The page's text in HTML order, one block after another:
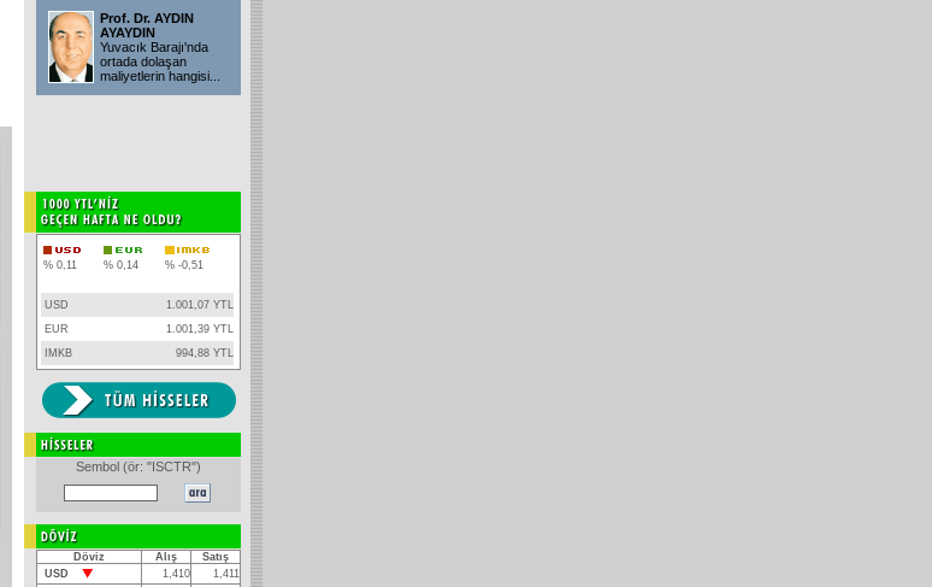
Prof. Dr. AYDIN
AYAYDIN
Yuvacık Barajı'nda
ortada dolaşan
maliyetlerin hangisi...
% 0,11 % 0,14 % -0,51
USD
1.001,07 YTL
EUR
1.001,39 YTL
IMKB
994,88 YTL
Sembol (ör: "ISCTR")
Döviz Alış
Satış
USD
1,410
1,411